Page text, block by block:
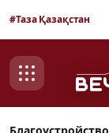
#Таза Қазақстан
Благоустройство